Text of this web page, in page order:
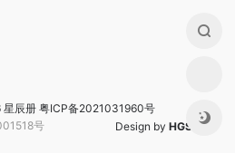
辰册粤ICP备2021031960号
号Design by HGS